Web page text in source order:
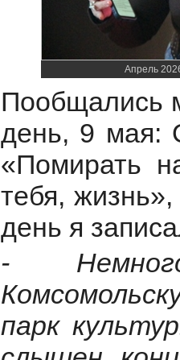
Апрель
Пообщались
день, 9 мая:
«Помирать
тебя,
день я
-
парк